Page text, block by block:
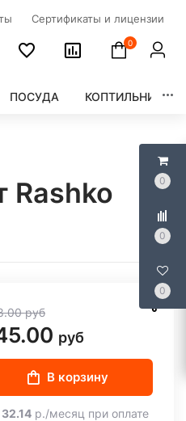
0
0
0
Сертификаты и лицензии
0
ПОСУДА КОПТИЛЬНИ
Rashko
руб
руб
В корзину
32.14р./месяц при оплате